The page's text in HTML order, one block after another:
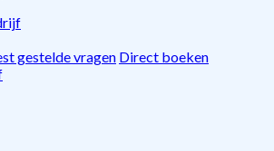
gestelde vragen Direct boeken